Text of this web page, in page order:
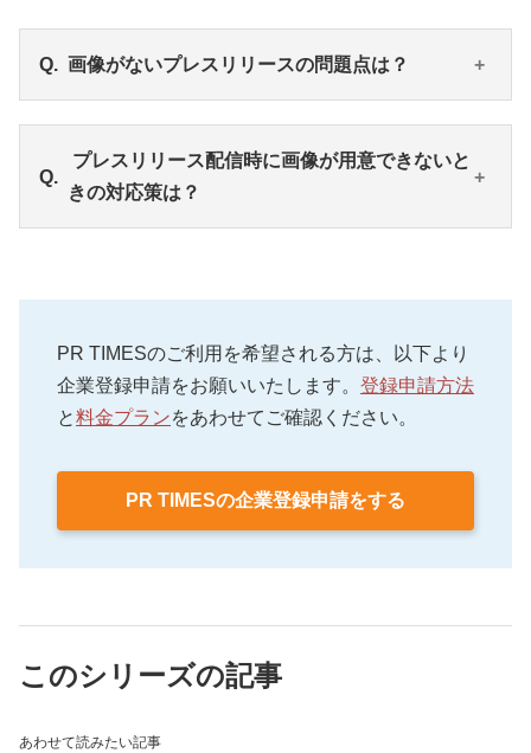
画像がないプレスリリースの問題点は？
大きく下がります。
・SNSでシェアされた際、アイキャッチがないため
目に留まりにくくなります。
プレスリリース配信時に画像が用意できないと
きの対応策は？
・画像がまだ準備できていない…上記画像で代替す
るか、配信日を遅らせることも検討しましょう。
・経営情報などセンシティブな内容…画像なしでも
PR TIMESのご利用を希望される方は、以下より
企業登録申請をお願いいたします。 登録申請方法
と料金プランをあわせてご確認ください。
PR TIMESの企業登録申請をする
このシリーズの記事
あわせて読みたい記事